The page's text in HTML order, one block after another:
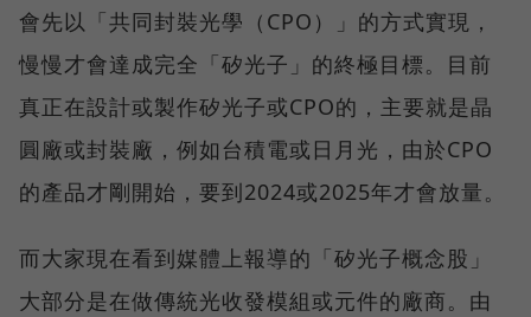
會先以「共同封裝光學（CPO）」的方式實現，
慢慢才會達成完全「矽光子」的終極目標。目前
真正在設計或製作矽光子或CPO的，主要就是晶
圓廠或封裝廠，例如台積電或日月光，由於CPO
的產品才剛開始，要到2024或2025年才會放量。
而大家現在看到媒體上報導的「矽光子概念股」
大部分是在做傳統光收發模組或元件的廠商。由